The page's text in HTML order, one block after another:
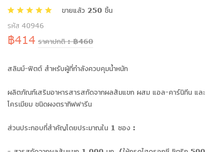
ขายแล้ว 250 ชิ้น
รหัส 40946
฿414 ราคาปกติ : ฿460
สลิมม์-ฟิตต์ สำหรับผู้ที่กำลังควบคุมน้ำหนัก
ผลิตภัณฑ์เสริมอาหารสารสกัดจากผลส้มแขก ผสม แอล-คาร์นิทีน และ
โครเมียม ชนิดผงตรากิฟฟารีน
ส่วนประกอบที่สำคัญโดยประมาณใน 1 ซอง :